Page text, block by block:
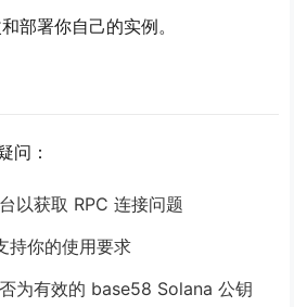
部署你自己的实例。
问：
以获取 RPC 连接问题
持你的使用要求
为有效的 base58 Solana 公钥